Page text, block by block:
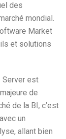
des
mondial.
Market
et solutions
Server est
de
de la BI, c’est
un
allant bien